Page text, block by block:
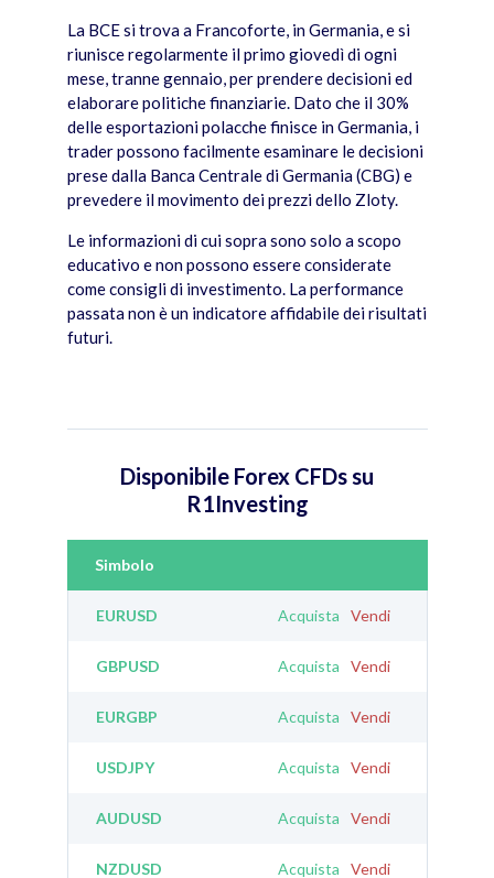
La BCE si trova a Francoforte, in Germania, e si
riunisce regolarmente il primo giovedì di ogni
mese, tranne gennaio, per prendere decisioni ed
elaborare politiche finanziarie. Dato che il 30%
delle esportazioni polacche finisce in Germania, i
trader possono facilmente esaminare le decisioni
prese dalla Banca Centrale di Germania (CBG) e
prevedere il movimento dei prezzi dello Zloty.
Le informazioni di cui sopra sono solo a scopo
educativo e non possono essere considerate
come consigli di investimento. La performance
passata non è un indicatore affidabile dei risultati
futuri.
Disponibile Forex CFDs su
R1Investing
Simbolo
EURUSD Acquista Vendi
GBPUSD Acquista Vendi
EURGBP Acquista Vendi
USDJPY Acquista Vendi
AUDUSD Acquista Vendi
NZDUSD Acquista Vendi